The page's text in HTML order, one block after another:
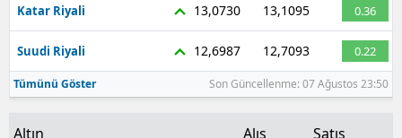
Katar Riyali 13,0730 13,1095 0.36
Suudi Riyali 12,6987 12,7093 0.22
Tümünü Göster Son Güncellenme: 07 Ağustos 23:50
Altın Alış Satış